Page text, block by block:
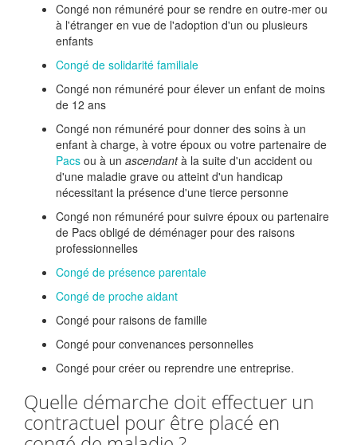
Congé non rémunéré pour se rendre en outre-mer ou
à l'étranger en vue de l'adoption d'un ou plusieurs
enfants
Congé de solidarité familiale
Congé non rémunéré pour élever un enfant de moins
de 12 ans
Congé non rémunéré pour donner des soins à un
enfant à charge, à votre époux ou votre partenaire de
Pacs ou à un ascendant à la suite d'un accident ou
d'une maladie grave ou atteint d'un handicap
nécessitant la présence d'une tierce personne
Congé non rémunéré pour suivre époux ou partenaire
de Pacs obligé de déménager pour des raisons
professionnelles
Congé de présence parentale
Congé de proche aidant
Congé pour raisons de famille
Congé pour convenances personnelles
Congé pour créer ou reprendre une entreprise.
Quelle démarche doit effectuer un
contractuel pour être placé en